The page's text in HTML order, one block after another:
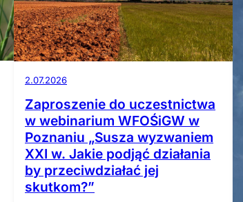
2.07.2026
Zaproszenie do uczestnictwa
w webinarium WFOŚiGW w
Poznaniu „Susza wyzwaniem
XXI w. Jakie podjąć działania
by przeciwdziałać jej
skutkom?”